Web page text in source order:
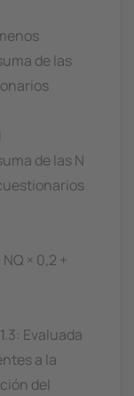
de las
de las N
× 0,2 +
Evaluada
a la
del